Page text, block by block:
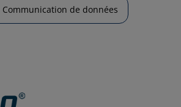
Communication de données